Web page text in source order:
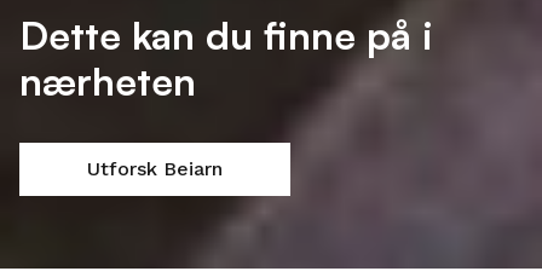
Dette kan du finne på i
nærheten
Utforsk Beiarn